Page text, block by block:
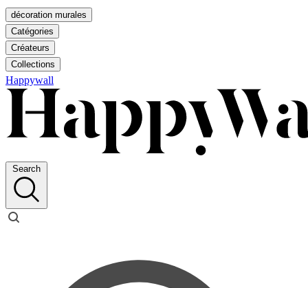
décoration murales
Catégories
Créateurs
Collections
Happywall
Search